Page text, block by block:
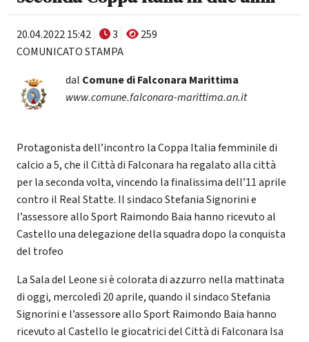
20.04.2022 15:42 3
259
COMUNICATO STAMPA
dal Comune di Falconara Marittima
www.comune.falconara-marittima.an.it
Protagonista dell’incontro la Coppa Italia femminile di
calcio a 5, che il Città di Falconara ha regalato alla città
per la seconda volta, vincendo la finalissima dell’11 aprile
contro il Real Statte. Il sindaco Stefania Signorini e
l’assessore allo Sport Raimondo Baia hanno ricevuto al
Castello una delegazione della squadra dopo la conquista
del trofeo
La Sala del Leone si è colorata di azzurro nella mattinata
di oggi, mercoledì 20 aprile, quando il sindaco Stefania
Signorini e l’assessore allo Sport Raimondo Baia hanno
ricevuto al Castello le giocatrici del Città di Falconara Isa